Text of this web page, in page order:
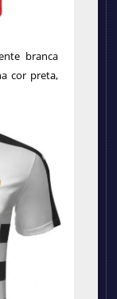
branca
cor preta,